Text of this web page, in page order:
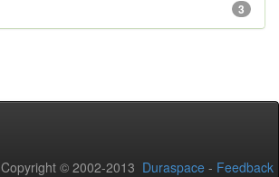
3
Copyright © 2002-2013 Duraspace - Feedback